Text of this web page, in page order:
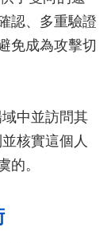
認、多重驗證
免成為攻擊切
中並訪問其
核實這個人
的。